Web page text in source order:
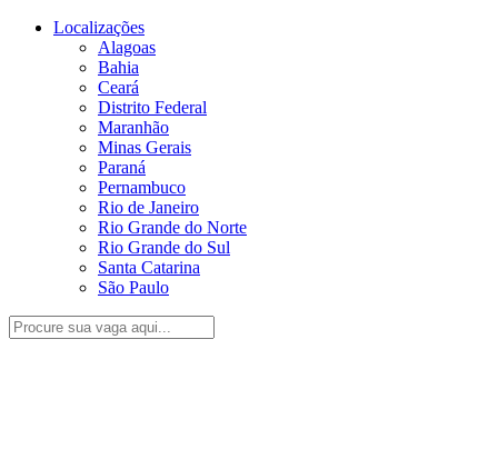
Localizações
Alagoas
Bahia
Ceará
Distrito Federal
Maranhão
Minas Gerais
Paraná
Pernambuco
Rio de Janeiro
Rio Grande do Norte
Rio Grande do Sul
Santa Catarina
São Paulo